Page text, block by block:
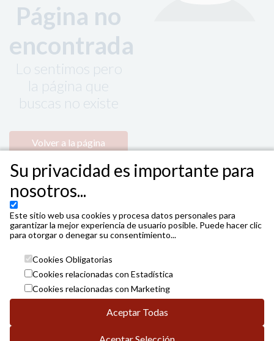
Página no
encontrada
Lo sentimos pero
la página que
buscas no existe
Volver a la página
Su privacidad es importante para
nosotros...
Este sitio web usa cookies y procesa datos personales para
garantizar la mejor experiencia de usuario posible. Puede hacer clic
para otorgar o denegar su consentimiento...
Cookies Obligatorias
Cookies relacionadas con Estadística
Cookies relacionadas con Marketing
Aceptar Todas